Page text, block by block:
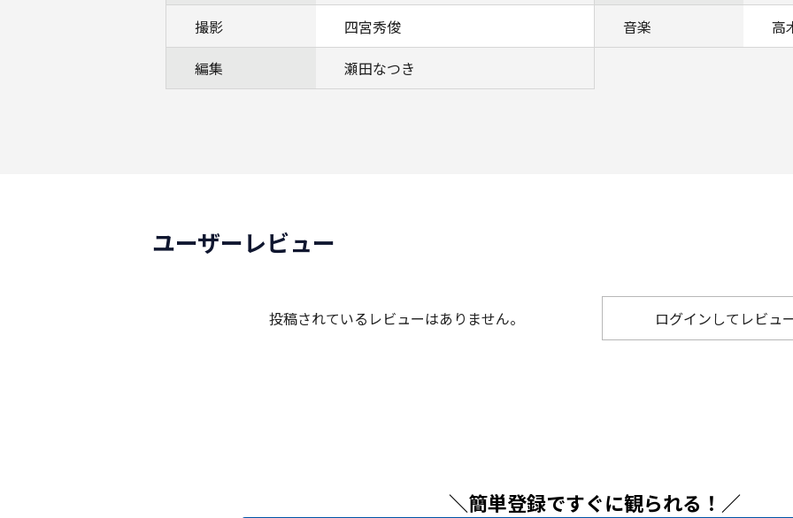
撮影
四宮秀俊 音楽
高
編集
瀬田なつき
ユーザーレビュー
投稿されているレビューはありません。 ログインしてレビュ
＼簡単登録ですぐに観られる！／